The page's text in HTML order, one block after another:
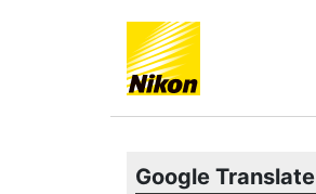
Google Translate